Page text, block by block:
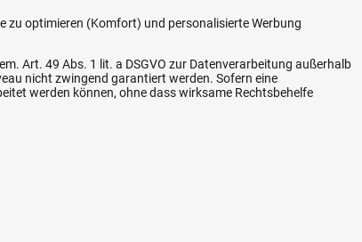
8-NO-12V
212,11 €
zu optimieren (Komfort) und personalisierte Werbung
Art. 49 Abs. 1 lit. a DSGVO zur Datenverarbeitung außerhalb
nicht zwingend garantiert werden. Sofern eine
werden können, ohne dass wirksame Rechtsbehelfe